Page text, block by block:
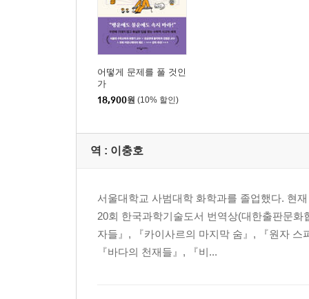
어떻게 문제를 풀 것인
가
18,900원 (10% 할인)
역 : 이충호
서울대학교 사범대학 화학과를 졸업했다. 현
20회 한국과학기술도서 번역상(대한출판문
자들』, 『카이사르의 마지막 숨』, 『원자
『바다의 천재들』, 『비...